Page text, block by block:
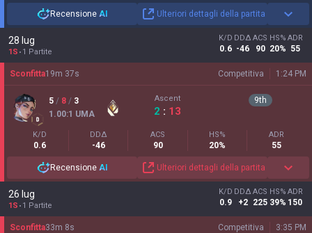
Recensione AI Ulteriori dettagli della partita
28 lug
1S 1 Partite
K/D
0.6
DDΔ
-46
ACS
90
HS%
20%
ADR
55
Competitiva 1:24 PM
Sconfitta19m 37s
5 / 8 / 3
1.00:1 UMA
Ascent
2 : 13
9th
K/D
0.6
DDΔ
-46
ACS
90
HS%
20%
ADR
55
Recensione AI Ulteriori dettagli della partita
26 lug
1S 1 Partite
K/D
0.9
DDΔ
+2
ACS
225
HS%
39%
ADR
150
Competitiva 3:35 PM
Sconfitta33m 8s